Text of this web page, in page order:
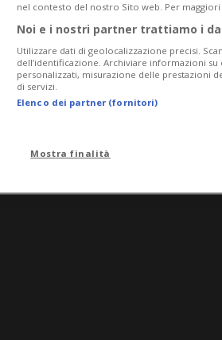
nel contesto del nostro Sito web. Per
Noi e i nostri partner trattiamo i
Utilizzare dati di geolocalizzazione precisi.
dell’identificazione. Archiviare informazioni
personalizzati, misurazione delle prestazioni
di servizi.
Elenco dei partner (fornitori)
Mostra finalità